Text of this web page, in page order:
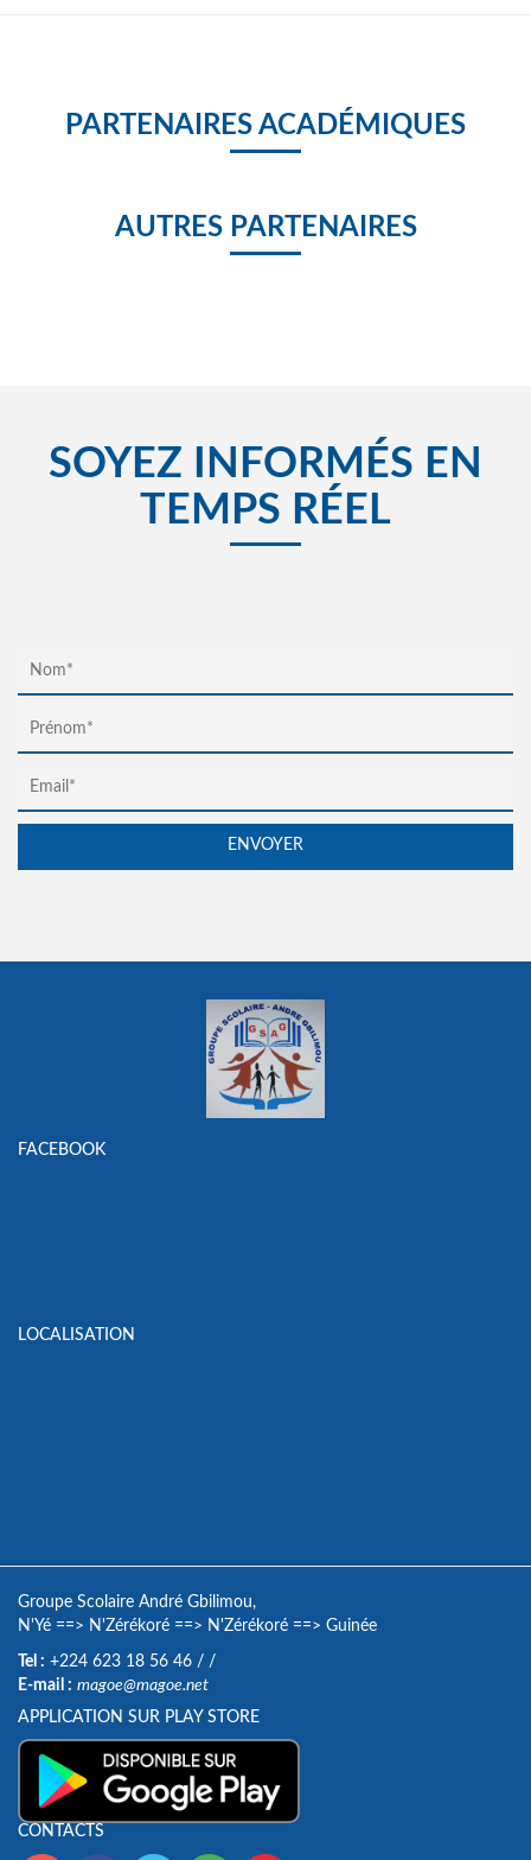
PARTENAIRES ACADÉMIQUES
AUTRES PARTENAIRES
SOYEZ INFORMÉS EN
TEMPS RÉEL
FACEBOOK
LOCALISATION
Groupe Scolaire André Gbilimou,
N'Yé ==> N'Zérékoré ==> N'Zérékoré ==> Guinée
Tel : +224 623 18 56 46 / /
E-mail : magoe@magoe.net
APPLICATION SUR PLAY STORE
CONTACTS